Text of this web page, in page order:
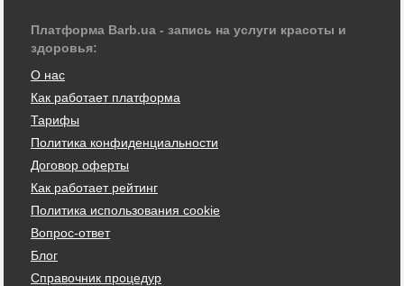
Платформа Barb.ua - запись на услуги красоты и
здоровья:
О нас
Как работает платформа
Тарифы
Политика конфиденциальности
Договор оферты
Как работает рейтинг
Политика использования cookie
Вопрос-ответ
Блог
Справочник процедур